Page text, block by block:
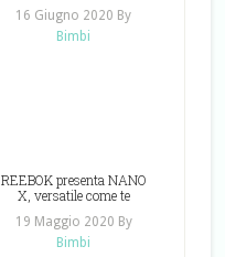
16 Giugno 2020 By
Bimbi
REEBOK presenta NANO
X, versatile come te
19 Maggio 2020 By
Bimbi